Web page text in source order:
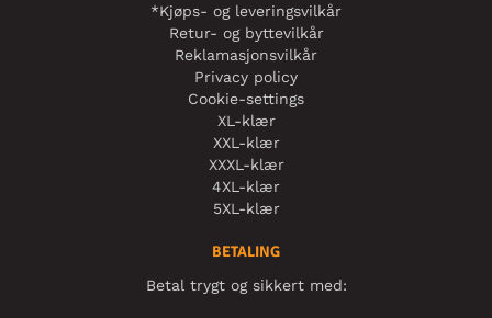
*Kjøps- og leveringsvilkår
Retur- og byttevilkår
Reklamasjonsvilkår
Privacy policy
Cookie-settings
XL-klær
XXL-klær
XXXL-klær
4XL-klær
5XL-klær
BETALING
Betal trygt og sikkert med: